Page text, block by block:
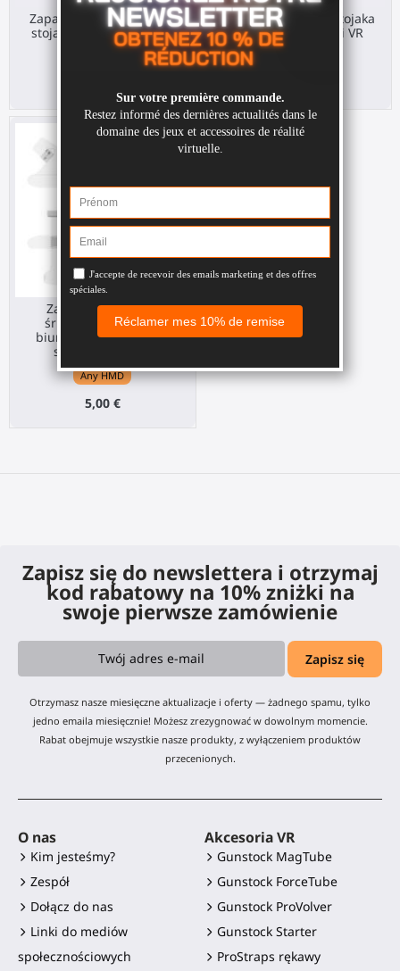
Zapasowa podstawka do
stojaka na słuchawki VR
Zapasowy śrub do stojaka
na biurko dla gogli VR
Zapasowy zatyczka
śrubowa do stojaka
biurkowego na zestaw
słuchawkowy VR
Any HMD
5,00 €
Zapisz się do newslettera i otrzymaj
kod rabatowy na 10% zniżki na
swoje pierwsze zamówienie
Otrzymasz nasze miesięczne aktualizacje i oferty — żadnego spamu, tylko
jedno emaila miesięcznie! Możesz zrezygnować w dowolnym momencie.
Rabat obejmuje wszystkie nasze produkty, z wyłączeniem produktów
przecenionych.
O nas
Kim jesteśmy?
Zespół
Dołącz do nas
Linki do mediów
społecznościowych
Akcesoria VR
Gunstock MagTube
Gunstock ForceTube
Gunstock ProVolver
Gunstock Starter
ProStraps rękawy